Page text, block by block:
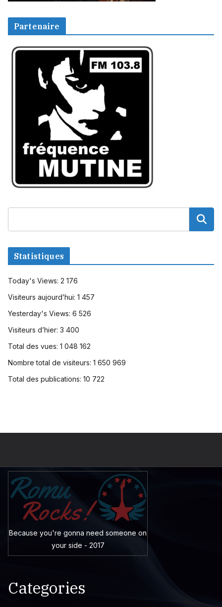
Partenaire
Statistiques
Today's Views: 2 176
Visiteurs aujourd’hui: 1 457
Yesterday's Views: 6 526
Visiteurs d’hier: 3 400
Total des vues: 1 048 162
Nombre total de visiteurs: 1 650 969
Total des publications: 10 722
Because you're gonna need someone on
your side - 2017
Categories